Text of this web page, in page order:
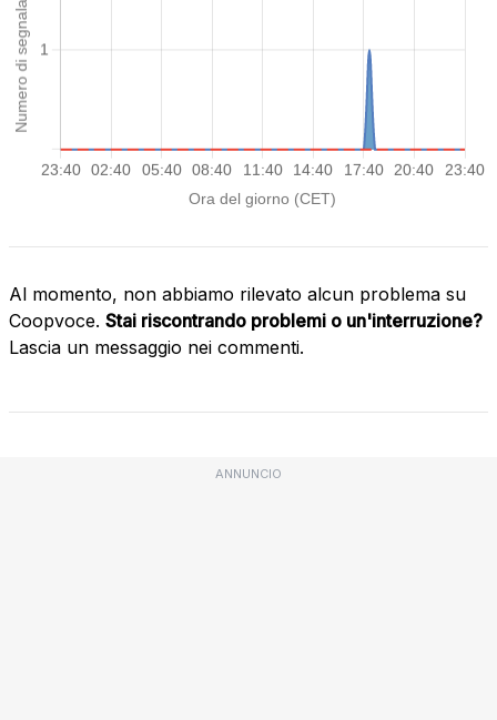
Al momento, non abbiamo rilevato alcun problema su
Coopvoce. Stai riscontrando problemi o un'interruzione?
Lascia un messaggio nei commenti.
ANNUNCIO